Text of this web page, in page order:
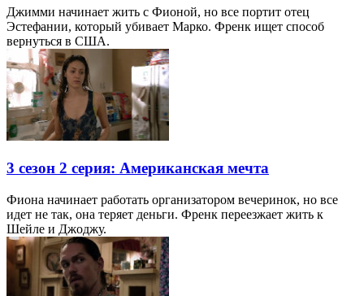
Джимми начинает жить с Фионой, но все портит отец
Эстефании, который убивает Марко. Френк ищет способ
вернуться в США.
3 сезон 2 серия: Американская мечта
Фиона начинает работать организатором вечеринок, но все
идет не так, она теряет деньги. Френк переезжает жить к
Шейле и Джоджу.